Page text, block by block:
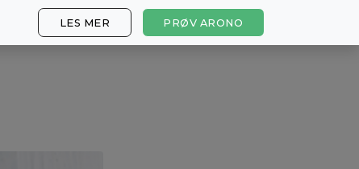
LES MER PRØV ARONO